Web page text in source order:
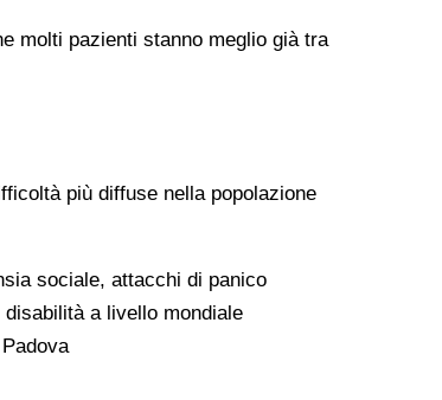
molti pazienti stanno meglio già tra
più diffuse nella popolazione
sociale, attacchi di panico
a livello mondiale